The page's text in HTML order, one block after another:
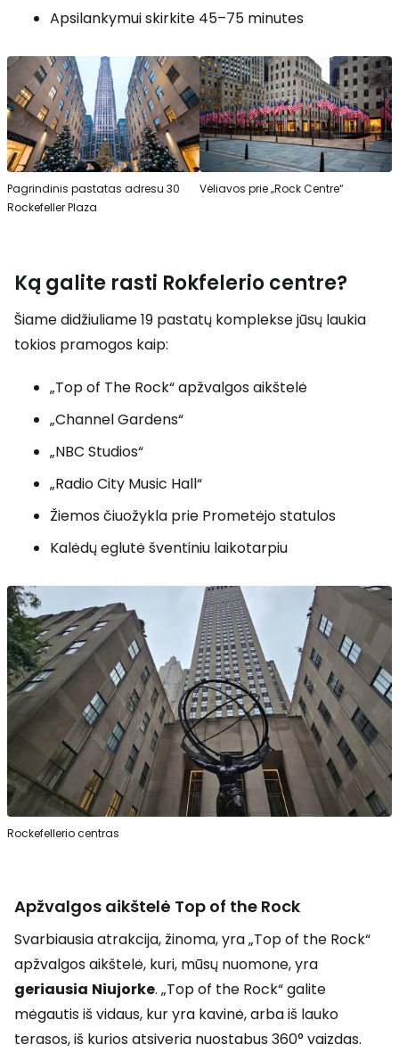
Apsilankymui skirkite 45–75 minutes
Pagrindinis pastatas adresu 30
Rockefeller Plaza
Vėliavos prie „Rock Centre“
Ką galite rasti Rokfelerio centre?
Šiame didžiuliame 19 pastatų komplekse jūsų laukia
tokios pramogos kaip:
„Top of The Rock“ apžvalgos aikštelė
„Channel Gardens“
„NBC Studios“
„Radio City Music Hall“
Žiemos čiuožykla prie Prometėjo statulos
Kalėdų eglutė šventiniu laikotarpiu
Rockefellerio centras
Apžvalgos aikštelė Top of the Rock
Svarbiausia atrakcija, žinoma, yra „Top of the Rock“
apžvalgos aikštelė, kuri, mūsų nuomone, yra
geriausia Niujorke. „Top of the Rock“ galite
mėgautis iš vidaus, kur yra kavinė, arba iš lauko
terasos, iš kurios atsiveria nuostabus 360° vaizdas.